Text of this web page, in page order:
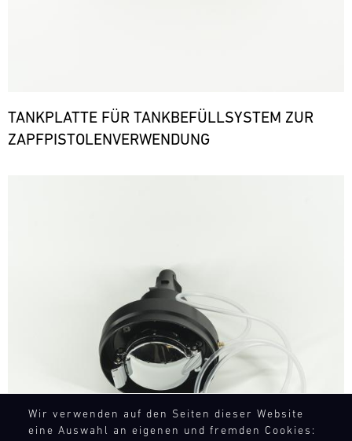
Wir verwenden auf den Seiten dieser Website
eine Auswahl an eigenen und fremden Cookies:
TANKPLATTE FÜR TANKBEFÜLLSYSTEM ZUR
ZAPFPISTOLENVERWENDUNG